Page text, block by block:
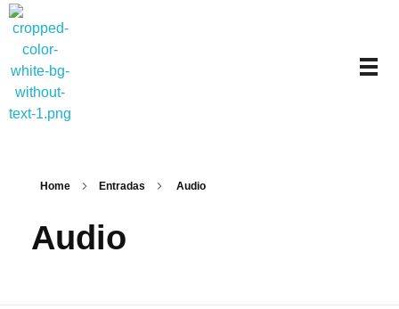
Home Entradas Audio
Audio